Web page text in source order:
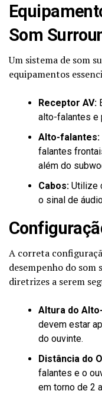
Som
Um sistema de som
equipamentos
Receptor AV:
alto-falantes e
Alto-falantes:
falantes
além do
Cabos: Utilize
o sinal de
A correta
desempenho do som
diretrizes a serem
Altura do
devem estar
do ouvinte.
Distância do
falantes e o
em torno de 2